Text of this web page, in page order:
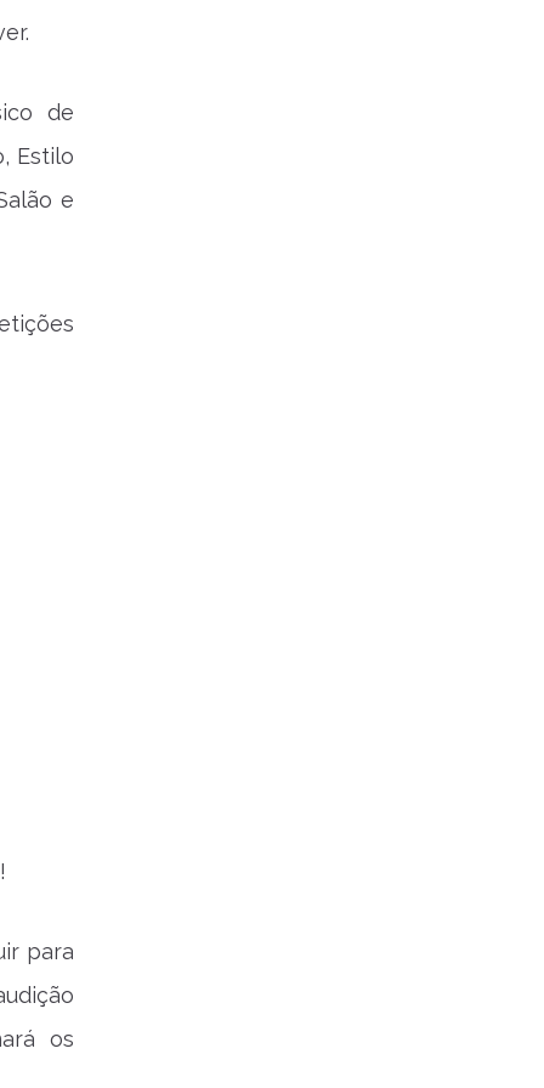
de
Estilo
e
para
os